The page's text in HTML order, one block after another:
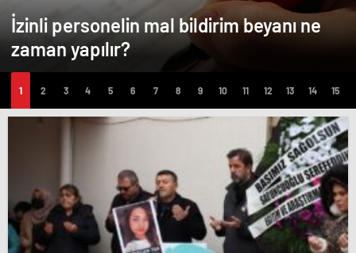
İzinli personelin mal bildirim beyanı ne
zaman yapılır?